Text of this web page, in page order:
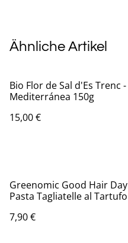
Ähnliche Artikel
Bio Flor de Sal d'Es Trenc -
Mediterránea 150g
15,00 €
Greenomic Good Hair Day
Pasta Tagliatelle al Tartufo
7,90 €